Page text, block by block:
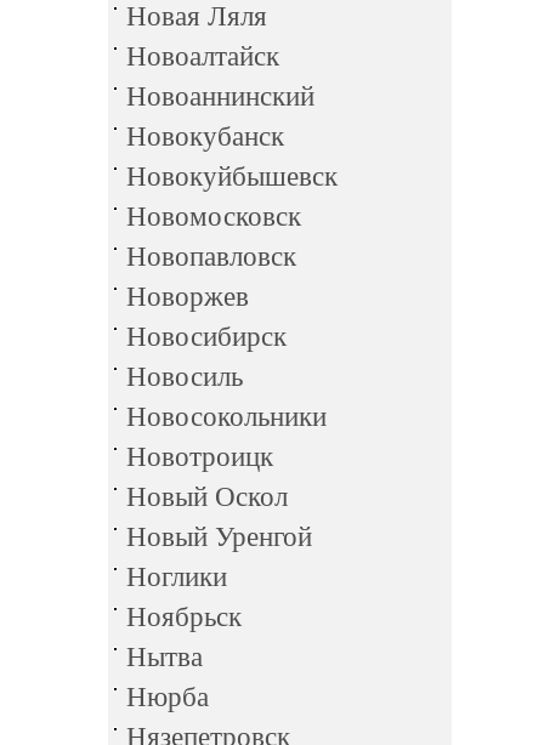
Новая Ляля
Новоалтайск
Новоаннинский
Новокубанск
Новокуйбышевск
Новомосковск
Новопавловск
Новоржев
Новосибирск
Новосиль
Новосокольники
Новотроицк
Новый Оскол
Новый Уренгой
Ноглики
Ноябрьск
Нытва
Нюрба
Нязепетровск